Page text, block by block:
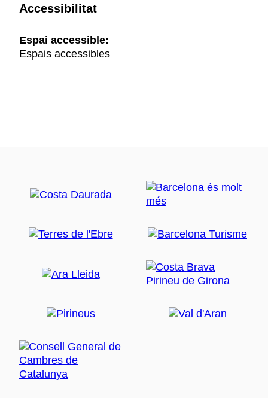
Accessibilitat
Espai accessible:
Espais accessibles